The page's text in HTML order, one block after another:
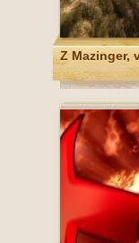
Z Mazinger,